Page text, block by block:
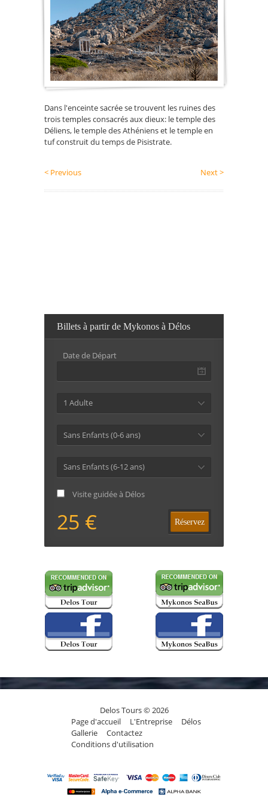
Dans l'enceinte sacrée se trouvent les ruines des
trois temples consacrés aux dieux: le temple des
Déliens, le temple des Athéniens et le temple en
tuf construit du temps de Pisistrate.
< Previous Next >
Billets à partir de Mykonos à Délos
Date de Départ
1 Adulte
Sans Enfants (0-6 ans)
Sans Enfants (6-12 ans)
Visite guidée à Délos
25 € Réservez
Delos Tours © 2026
Page d'accueil
L'Entreprise
Délos
Gallerie
Contactez
Conditions d'utilisation